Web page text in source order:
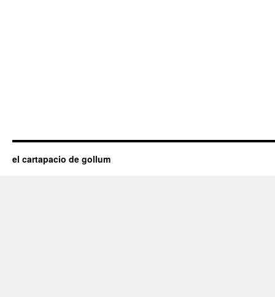
el cartapacio de gollum